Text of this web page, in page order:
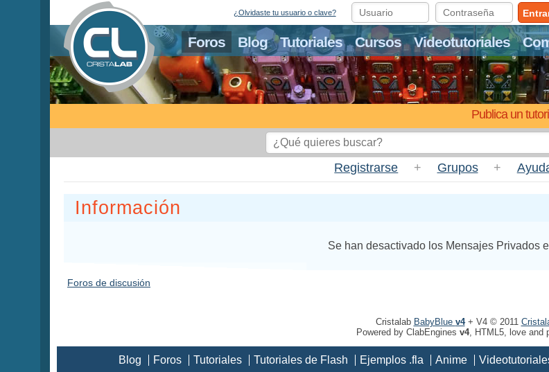
Foros Blog Tutoriales Cursos Videotutoriales
Publica un
¿Olvidaste tu usuario o clave?
Registrarse + Grupos +
Información
Se han desactivado los Mensajes Privados
Foros de discusión
Cristalab BabyBlue v4+ V4 © 2011
Powered by ClabEngines v4, HTML5, love and
Blog Foros Tutoriales Tutoriales de Flash Ejemplos .fla Anime